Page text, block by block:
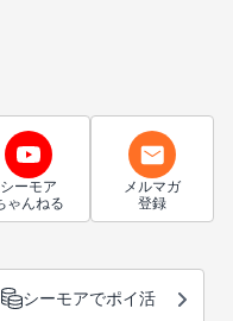
シーモア
ゃんねる
メルマガ
登録
シーモアでポイ活